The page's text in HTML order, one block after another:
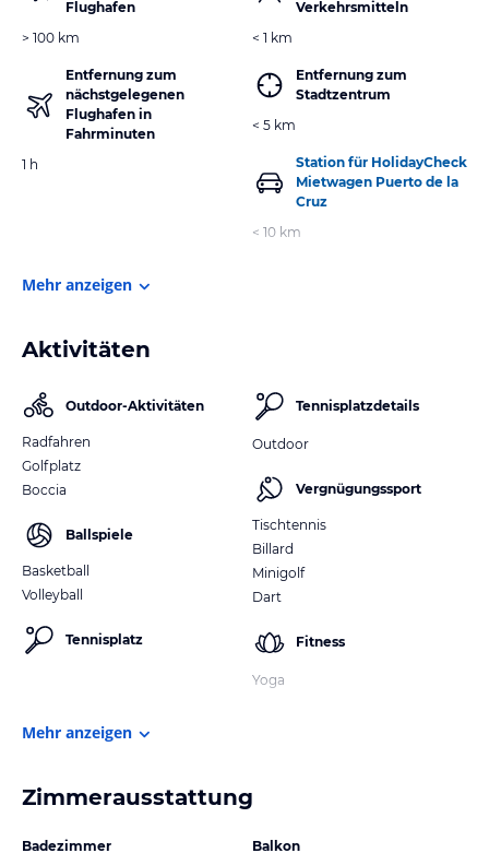
Flughafen
> 100 km
Entfernung zum
nächstgelegenen
Flughafen in
Fahrminuten
1 h
Verkehrsmitteln
< 1 km
Entfernung zum
Stadtzentrum
< 5 km
Station für HolidayCheck
Mietwagen Puerto de la
Cruz
< 10 km
Mehr anzeigen
Aktivitäten
Outdoor-Aktivitäten
Radfahren
Golfplatz
Boccia
Ballspiele
Basketball
Volleyball
Tennisplatz
Tennisplatzdetails
Outdoor
Vergnügungssport
Tischtennis
Billard
Minigolf
Dart
Fitness
Yoga
Mehr anzeigen
Zimmerausstattung
Badezimmer
Balkon